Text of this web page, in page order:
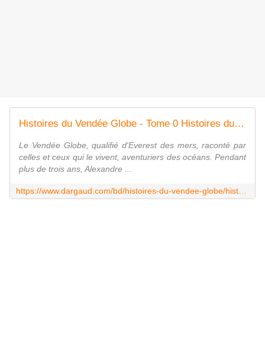
Histoires du Vendée Globe - Tome 0 Histoires du Vendée Globe
Le Vendée Globe, qualifié d'Everest des mers, raconté par
celles et ceux qui le vivent, aventuriers des océans. Pendant
plus de trois ans, Alexandre ...